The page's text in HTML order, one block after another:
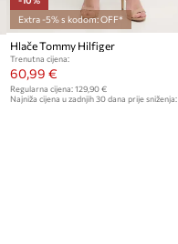
Extra -5% s kodom: OFF*
Hlače Tommy Hilfiger
Trenutna cijena:
60,99 €
Regularna cijena: 129,90 €
Najniža cijena u zadnjih 30 dana prije sniženja: